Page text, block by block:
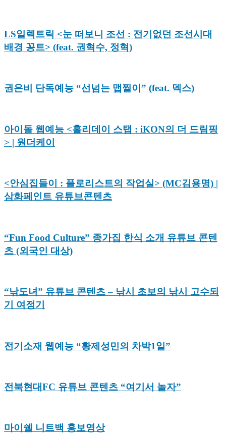
LS일렉트릭 <눈 떠보니 조선 : 전기없던 조선시대
배경 꽁트> (feat. 권혁수, 정혁)
권은비 단독예능 “선넘는 맵찔이” (feat. 덱스)
아이돌 웹예능 <홀리데이 스탭 : iKON의 더 드림핑
> | 원더케이
<안심집들이 : 플로리스트의 작업실> (MC김용명) |
삼화페인트 유튜브콘텐츠
“Fun Food Culture” 종가집 한식 소개 유튜브 콘텐
츠 (외국인 대상)
“낚도녀” 유튜브 콘텐츠 – 낚시 초보의 낚시 고수되
기 여정기
전기소재 웹예능 “황제성민의 차박1일”
전북현대FC 유튜브 콘텐츠 “여기서 놀자”
마이쉘 니트백 홍보영상